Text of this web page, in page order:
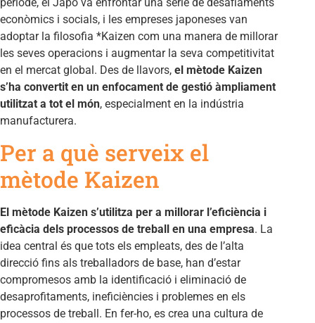
econòmics i socials, i les empreses japoneses van
adoptar la filosofia *Kaizen com una manera de millorar
les seves operacions i augmentar la seva competitivitat
en el mercat global. Des de llavors, el mètode Kaizen
s’ha convertit en un enfocament de gestió àmpliament
utilitzat a tot el món, especialment en la indústria
manufacturera.
Per a què serveix el
mètode Kaizen
El mètode Kaizen s’utilitza per a millorar l’eficiència i
eficàcia dels processos de treball en una empresa. La
idea central és que tots els empleats, des de l’alta
direcció fins als treballadors de base, han d’estar
compromesos amb la identificació i eliminació de
desaprofitaments, ineficiències i problemes en els
processos de treball. En fer-ho, es crea una cultura de